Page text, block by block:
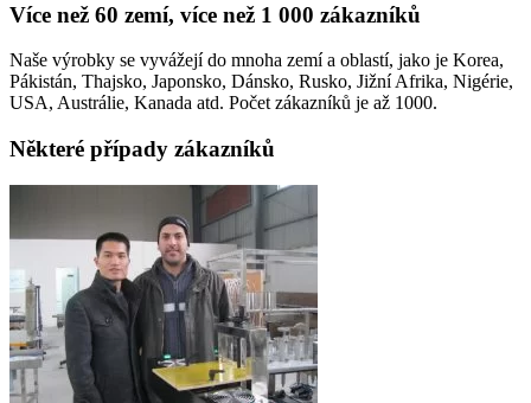
Více než 60 zemí, více než 1 000 zákazníků
Naše výrobky se vyvážejí do mnoha zemí a oblastí, jako je Korea,
Pákistán, Thajsko, Japonsko, Dánsko, Rusko, Jižní Afrika, Nigérie,
USA, Austrálie, Kanada atd. Počet zákazníků je až 1000.
Některé případy zákazníků